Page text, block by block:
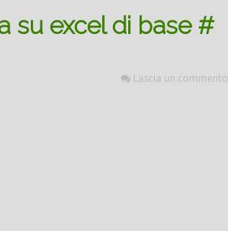
su excel di base #
Lascia un commento